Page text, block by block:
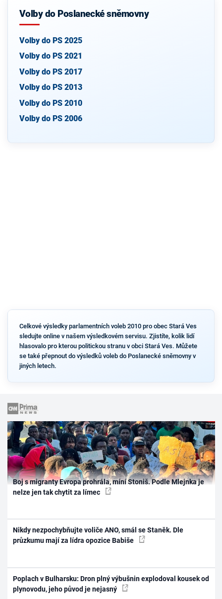
Volby do Poslanecké sněmovny
Volby do PS 2025
Volby do PS 2021
Volby do PS 2017
Volby do PS 2013
Volby do PS 2010
Volby do PS 2006
Celkové výsledky parlamentních voleb 2010 pro obec Stará Ves
sledujte online v našem výsledkovém servisu. Zjistíte, kolik lidí
hlasovalo pro kterou politickou stranu v obci Stará Ves. Můžete
se také přepnout do výsledků voleb do Poslanecké sněmovny v
jiných letech.
Boj s migranty Evropa prohrála, míní Stoniš. Podle Mlejnka je
nelze jen tak chytit za límec
Nikdy nezpochybňujte voliče ANO, smál se Staněk. Dle
průzkumu mají za lídra opozice Babiše
Poplach v Bulharsku: Dron plný výbušnin explodoval kousek od
plynovodu, jeho původ je nejasný